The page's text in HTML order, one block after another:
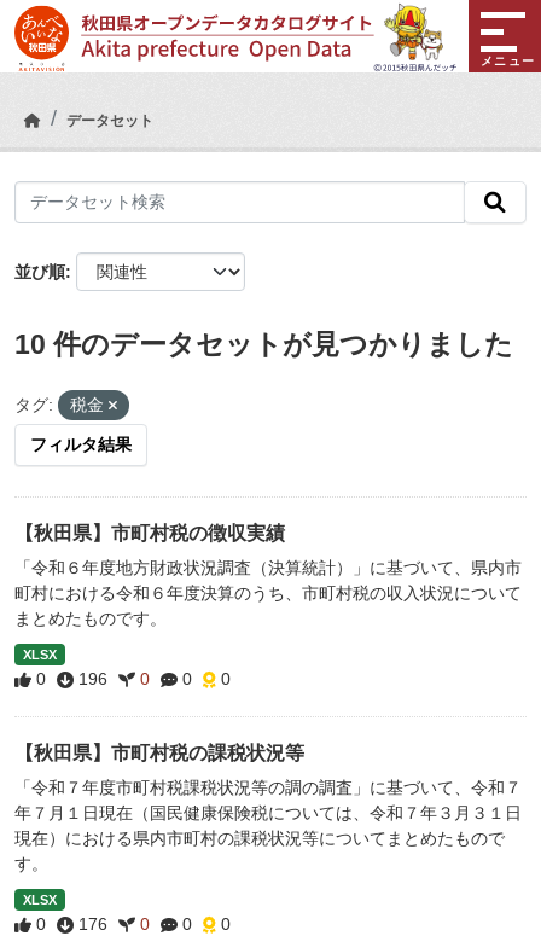
Skip to main content
メニュー
データセット
並び順
10 件のデータセットが見つかりました
タグ: 税金
フィルタ結果
【秋田県】市町村税の徴収実績
「令和６年度地方財政状況調査（決算統計）」に基づいて、県内市
町村における令和６年度決算のうち、市町村税の収入状況について
まとめたものです。
XLSX
0 196 0 0 0
【秋田県】市町村税の課税状況等
「令和７年度市町村税課税状況等の調の調査」に基づいて、令和７
年７月１日現在（国民健康保険税については、令和７年３月３１日
現在）における県内市町村の課税状況等についてまとめたもので
す。
XLSX
0 176 0 0 0